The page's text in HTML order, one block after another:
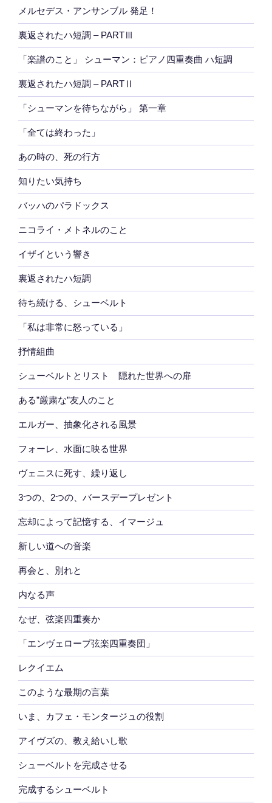
メルセデス・アンサンブル 発足！
裏返されたハ短調 – PARTⅢ
「楽譜のこと」 シューマン：ピアノ四重奏曲 ハ短調
裏返されたハ短調 – PARTⅡ
「シューマンを待ちながら」 第一章
「全ては終わった」
あの時の、死の行方
知りたい気持ち
バッハのパラドックス
ニコライ・メトネルのこと
イザイという響き
裏返されたハ短調
待ち続ける、シューベルト
「私は非常に怒っている」
抒情組曲
シューベルトとリスト 隠れた世界への扉
ある”厳粛な”友人のこと
エルガー、抽象化される風景
フォーレ、水面に映る世界
ヴェニスに死す、繰り返し
3つの、2つの、バースデープレゼント
忘却によって記憶する、イマージュ
新しい道への音楽
再会と、別れと
内なる声
なぜ、弦楽四重奏か
「エンヴェロープ弦楽四重奏団」
レクイエム
このような最期の言葉
いま、カフェ・モンタージュの役割
アイヴズの、教え給いし歌
シューベルトを完成させる
完成するシューベルト